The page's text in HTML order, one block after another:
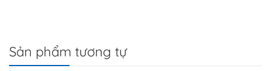
Sản phẩm tương tự